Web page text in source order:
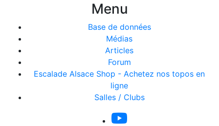
Menu
Base de données
Médias
Articles
Forum
Escalade Alsace Shop - Achetez nos topos en
ligne
Salles / Clubs